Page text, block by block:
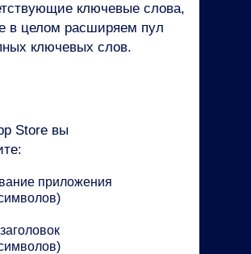
ключевые слова,
в целом расширяем пул
ключевых слов.
Store вы
приложения